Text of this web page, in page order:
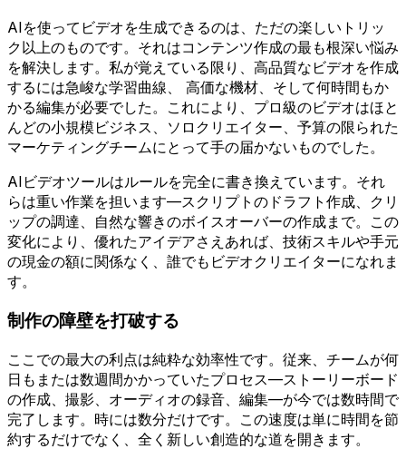
AIを使ってビデオを生成できるのは、ただの楽しいトリッ
ク以上のものです。それはコンテンツ作成の最も根深い悩み
を解決します。私が覚えている限り、高品質なビデオを作成
するには急峻な学習曲線、 高価な機材、そして何時間もか
かる編集が必要でした。これにより、プロ級のビデオはほと
んどの小規模ビジネス、ソロクリエイター、予算の限られた
マーケティングチームにとって手の届かないものでした。
AIビデオツールはルールを完全に書き換えています。それ
らは重い作業を担います—スクリプトのドラフト作成、クリ
ップの調達、自然な響きのボイスオーバーの作成まで。この
変化により、優れたアイデアさえあれば、技術スキルや手元
の現金の額に関係なく、誰でもビデオクリエイターになれま
す。
制作の障壁を打破する
ここでの最大の利点は純粋な効率性です。従来、チームが何
日もまたは数週間かかっていたプロセス—ストーリーボード
の作成、撮影、オーディオの録音、編集—が今では数時間で
完了します。時には数分だけです。この速度は単に時間を節
約するだけでなく、全く新しい創造的な道を開きます。